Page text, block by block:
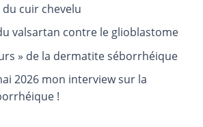
cuir chevelu
valsartan contre le glioblastome
» de la dermatite séborrhéique
2026 mon interview sur la
!